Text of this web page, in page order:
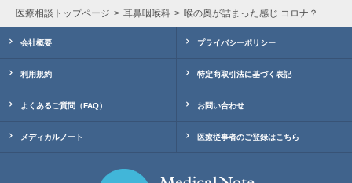
医療相談トップページ 耳鼻咽喉科 喉の奥が詰まった感じ コロナ？
会社概要 プライバシーポリシー
利用規約 特定商取引法に基づく表記
よくあるご質問（FAQ） お問い合わせ
メディカルノート 医療従事者のご登録はこちら